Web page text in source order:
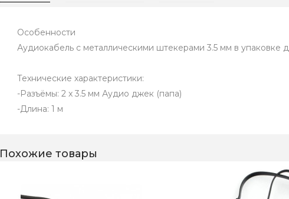
Особенности
Аудиокабель с металлическими штекерами 3.5 мм в упаковке
Технические характеристики:
-Разъёмы: 2 x 3.5 мм Аудио джек (папа)
-Длина: 1 м
Похожие товары